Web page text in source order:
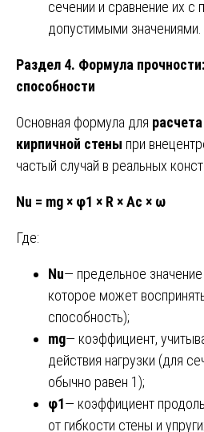
сечении и сравнение их с
допустимыми значениями.
Раздел 4. Формула
способности
Основная формула для
кирпичной стены при
частый случай в реальных
Nu = mg × φ1 × R × Ac × ω
Где:
Nu— предельное
которое может
способность);
mg— коэффициент,
действия нагрузки (для
обычно равен 1);
φ1— коэффициент
от гибкости стены и